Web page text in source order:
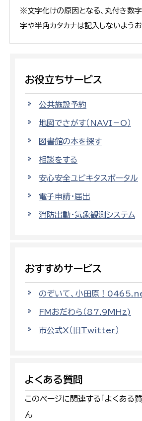
※文字化けの原因となる、丸付き数
字や半角カタカナは記入しないようお
お役立ちサービス
公共施設予約
地図でさがす（NAVI－O）
図書館の本を探す
相談をする
安心安全ユビキタスポータル
電子申請・届出
消防出動・気象観測システム
おすすめサービス
のぞいて、小田原！
FMおだわら（87.9MHz)
市公式X（旧Twitter）
よくある質問
このページに関連する「よくある
ん